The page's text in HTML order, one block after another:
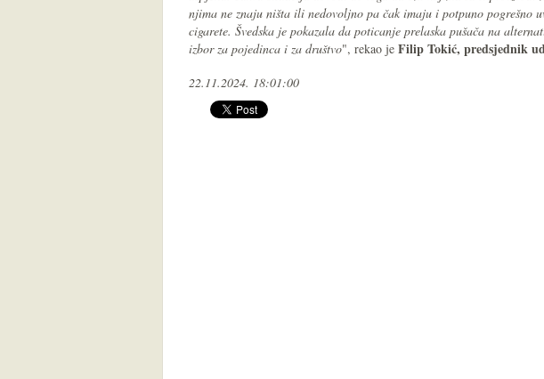
njima ne znaju ništa ili nedovoljno pa čak imaju i potpuno pogrešno
cigarete. Švedska je pokazala da poticanje prelaska pušača na
izbor za pojedinca i za društvo", rekao je Filip Tokić, predsjednik
22.11.2024. 18:01:00